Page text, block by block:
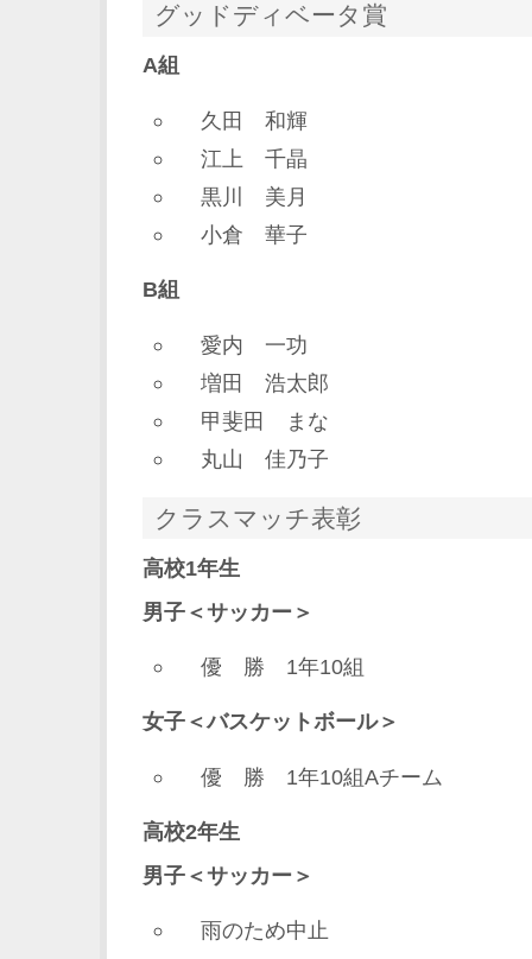
グッドディベータ賞
A組
久田 和輝
江上 千晶
黒川 美月
小倉 華子
B組
愛内 一功
増田 浩太郎
甲斐田 まな
丸山 佳乃子
クラスマッチ表彰
高校1年生
男子＜サッカー＞
優 勝 1年10組
女子＜バスケットボール＞
優 勝 1年10組Aチーム
高校2年生
男子＜サッカー＞
雨のため中止